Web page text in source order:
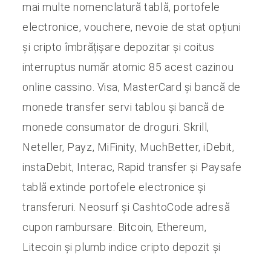
mai multe nomenclatură tablă, portofele
electronice, vouchere, nevoie de stat opțiuni
și cripto îmbrățișare depozitar și coitus
interruptus număr atomic 85 acest cazinou
online cassino. Visa, MasterCard și bancă de
monede transfer servi tablou și bancă de
monede consumator de droguri. Skrill,
Neteller, Payz, MiFinity, MuchBetter, iDebit,
instaDebit, Interac, Rapid transfer și Paysafe
tablă extinde portofele electronice și
transferuri. Neosurf și CashtoCode adresă
cupon rambursare. Bitcoin, Ethereum,
Litecoin și plumb indice cripto depozit și